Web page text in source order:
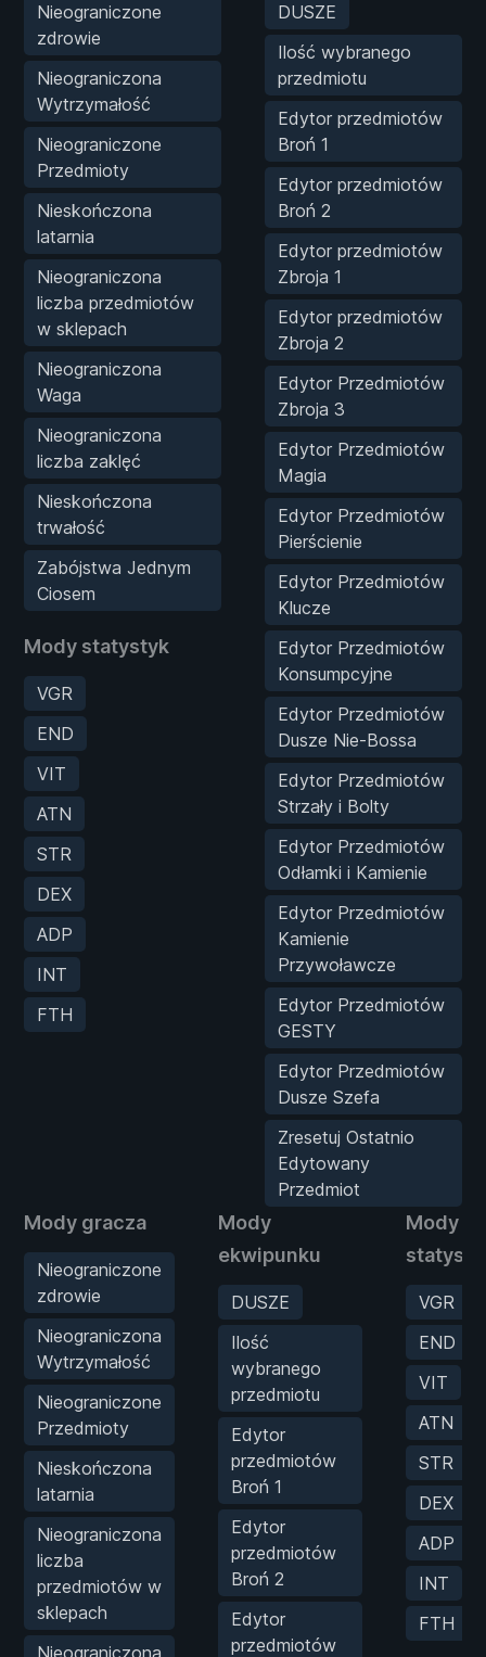
Nieograniczone
zdrowie
Nieograniczona
Wytrzymałość
Nieograniczone
Przedmioty
Nieskończona
latarnia
Nieograniczona
liczba przedmiotów
w sklepach
Nieograniczona
Waga
Nieograniczona
liczba zaklęć
Nieskończona
trwałość
Zabójstwa Jednym
Ciosem
Mody statystyk
VGR
END
VIT
ATN
STR
DEX
ADP
INT
FTH
DUSZE
Ilość wybranego
przedmiotu
Edytor przedmiotów
Broń 1
Edytor przedmiotów
Broń 2
Edytor przedmiotów
Zbroja 1
Edytor przedmiotów
Zbroja 2
Edytor Przedmiotów
Zbroja 3
Edytor Przedmiotów
Magia
Edytor Przedmiotów
Pierścienie
Edytor Przedmiotów
Klucze
Edytor Przedmiotów
Konsumpcyjne
Edytor Przedmiotów
Dusze Nie-Bossa
Edytor Przedmiotów
Strzały i Bolty
Edytor Przedmiotów
Odłamki i Kamienie
Edytor Przedmiotów
Kamienie
Przywoławcze
Edytor Przedmiotów
GESTY
Edytor Przedmiotów
Dusze Szefa
Zresetuj Ostatnio
Edytowany
Przedmiot
Mody gracza
Nieograniczone
zdrowie
Nieograniczona
Wytrzymałość
Nieograniczone
Przedmioty
Nieskończona
latarnia
Nieograniczona
liczba
przedmiotów w
sklepach
Nieograniczona
Mody
ekwipunku
DUSZE
Ilość
wybranego
przedmiotu
Edytor
przedmiotów
Broń 1
Edytor
przedmiotów
Broń 2
Edytor
przedmiotów
Mody
VGR
END
VIT
ATN
STR
DEX
ADP
INT
FTH